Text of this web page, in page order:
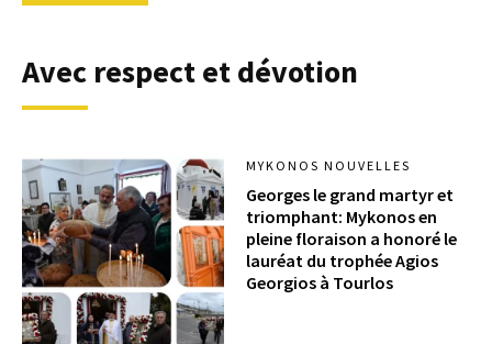
Avec respect et dévotion
MYKONOS NOUVELLES
Georges le grand martyr et
triomphant: Mykonos en
pleine floraison a honoré le
lauréat du trophée Agios
Georgios à Tourlos